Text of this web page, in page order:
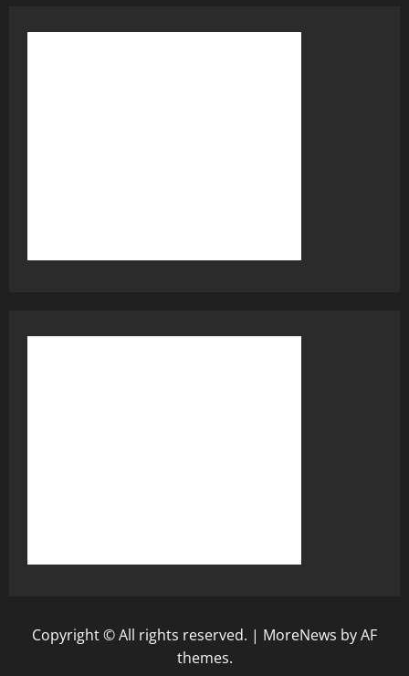
Copyright © All rights reserved. | MoreNews by AF
themes.